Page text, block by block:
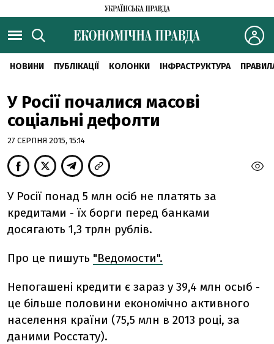
НОВИНИ ПУБЛІКАЦІЇ КОЛОНКИ ІНФРАСТРУКТУРА
У Росії почалися масові
соціальні дефолти
27 СЕРПНЯ 2015, 15:14
У Росії понад 5 млн осіб не платять за
кредитами - їх борги перед банками
досягають 1,3 трлн рублів.
Про це пишуть "Ведомости".
Непогашені кредити є зараз у 39,4 млн осыб -
це більше половини економічно активного
населення країни (75,5 млн в 2013 році, за
даними Росстату).